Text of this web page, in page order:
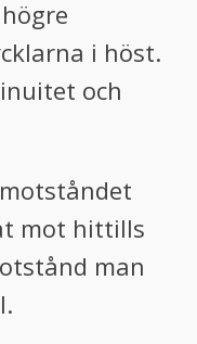
i höst.
och
mot hittills
man